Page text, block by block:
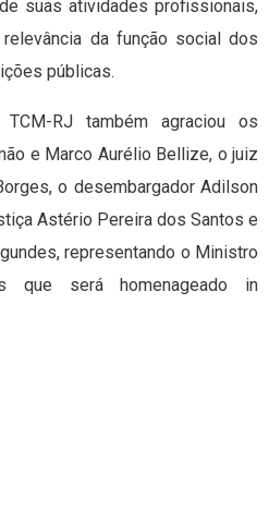
suas atividades profissionais,
da função social dos
públicas.
RJ também agraciou os
e Marco Aurélio Bellize, o juiz
o desembargador Adilson
Astério Pereira dos Santos e
representando o Ministro
que será homenageado in